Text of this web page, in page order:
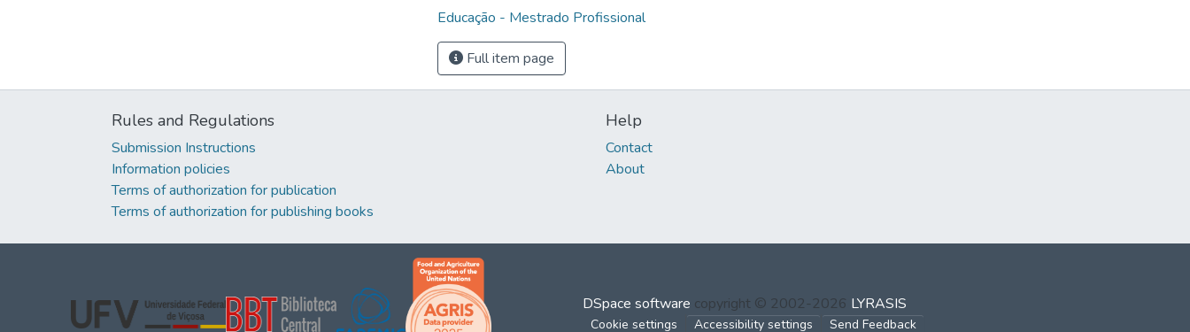
Educação - Mestrado Profissional
Full item page
Rules and Regulations
Submission Instructions
Information policies
Terms of authorization for publication
Terms of authorization for publishing books
Help
Contact
About
DSpace software copyright © 2002-2026 LYRASIS
Cookie settings Accessibility settings Send Feedback